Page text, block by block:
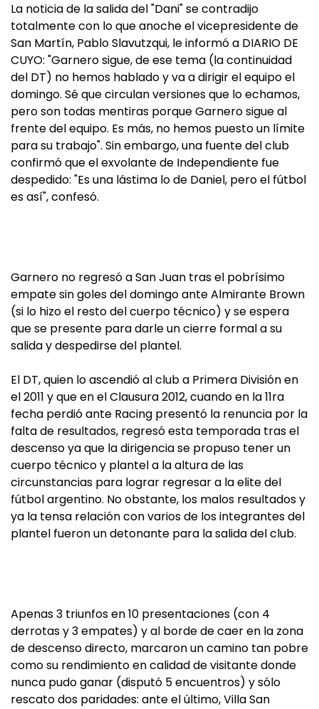
La noticia de la salida del "Dani" se contradijo
totalmente con lo que anoche el vicepresidente de
San Martín, Pablo Slavutzqui, le informó a DIARIO DE
CUYO: "Garnero sigue, de ese tema (la continuidad
del DT) no hemos hablado y va a dirigir el equipo el
domingo. Sé que circulan versiones que lo echamos,
pero son todas mentiras porque Garnero sigue al
frente del equipo. Es más, no hemos puesto un límite
para su trabajo". Sin embargo, una fuente del club
confirmó que el exvolante de Independiente fue
despedido: "Es una lástima lo de Daniel, pero el fútbol
es así", confesó.
Garnero no regresó a San Juan tras el pobrísimo
empate sin goles del domingo ante Almirante Brown
(si lo hizo el resto del cuerpo técnico) y se espera
que se presente para darle un cierre formal a su
salida y despedirse del plantel.
El DT, quien lo ascendió al club a Primera División en
el 2011 y que en el Clausura 2012, cuando en la 11ra
fecha perdió ante Racing presentó la renuncia por la
falta de resultados, regresó esta temporada tras el
descenso ya que la dirigencia se propuso tener un
cuerpo técnico y plantel a la altura de las
circunstancias para lograr regresar a la elite del
fútbol argentino. No obstante, los malos resultados y
ya la tensa relación con varios de los integrantes del
plantel fueron un detonante para la salida del club.
Apenas 3 triunfos en 10 presentaciones (con 4
derrotas y 3 empates) y al borde de caer en la zona
de descenso directo, marcaron un camino tan pobre
como su rendimiento en calidad de visitante donde
nunca pudo ganar (disputó 5 encuentros) y sólo
rescato dos paridades: ante el último, Villa San